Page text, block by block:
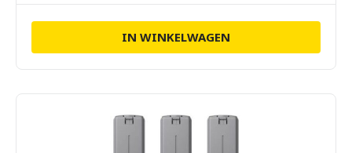
IN WINKELWAGEN